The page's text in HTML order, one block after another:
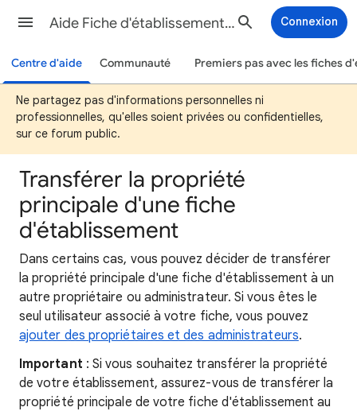
Aide Fiche d'établissement Google Connexion
Centre d'aide Communauté Premiers pas avec les fiches
Ne partagez pas d'informations personnelles ni
professionnelles, qu'elles soient privées ou confidentielles,
sur ce forum public.
Transférer la propriété
principale d'une fiche
d'établissement
Dans certains cas, vous pouvez décider de transférer
la propriété principale d'une fiche d'établissement à un
autre propriétaire ou administrateur. Si vous êtes le
seul utilisateur associé à votre fiche, vous pouvez
ajouter des propriétaires et des administrateurs.
Important : Si vous souhaitez transférer la propriété
de votre établissement, assurez-vous de transférer la
propriété principale de votre fiche d'établissement au